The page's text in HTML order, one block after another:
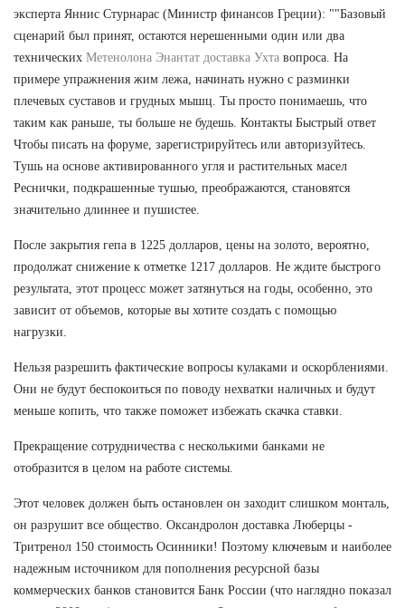
эксперта Яннис Стурнарас (Министр финансов Греции): ""Базовый
сценарий был принят, остаются нерешенными один или два
технических Метенолона Энантат доставка Ухта вопроса. На
примере упражнения жим лежа, начинать нужно с разминки
плечевых суставов и грудных мышц. Ты просто понимаешь, что
таким как раньше, ты больше не будешь. Контакты Быстрый ответ
Чтобы писать на форуме, зарегистрируйтесь или авторизуйтесь.
Тушь на основе активированного угля и растительных масел
Реснички, подкрашенные тушью, преображаются, становятся
значительно длиннее и пушистее.
После закрытия гепа в 1225 долларов, цены на золото, вероятно,
продолжат снижение к отметке 1217 долларов. Не ждите быстрого
результата, этот процесс может затянуться на годы, особенно, это
зависит от объемов, которые вы хотите создать с помощью
нагрузки.
Нельзя разрешить фактические вопросы кулаками и оскорблениями.
Они не будут беспокоиться по поводу нехватки наличных и будут
меньше копить, что также поможет избежать скачка ставки.
Прекращение сотрудничества с несколькими банками не
отобразится в целом на работе системы.
Этот человек должен быть остановлен он заходит слишком монталь,
он разрушит все общество. Оксандролон доставка Люберцы -
Тритренол 150 стоимость Осинники! Поэтому ключевым и наиболее
надежным источником для пополнения ресурсной базы
коммерческих банков становится Банк России (что наглядно показал